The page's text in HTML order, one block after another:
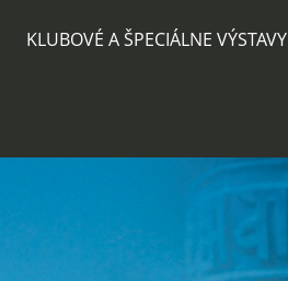
KLUBOVÉ A ŠPECIÁLNE VÝSTAVY